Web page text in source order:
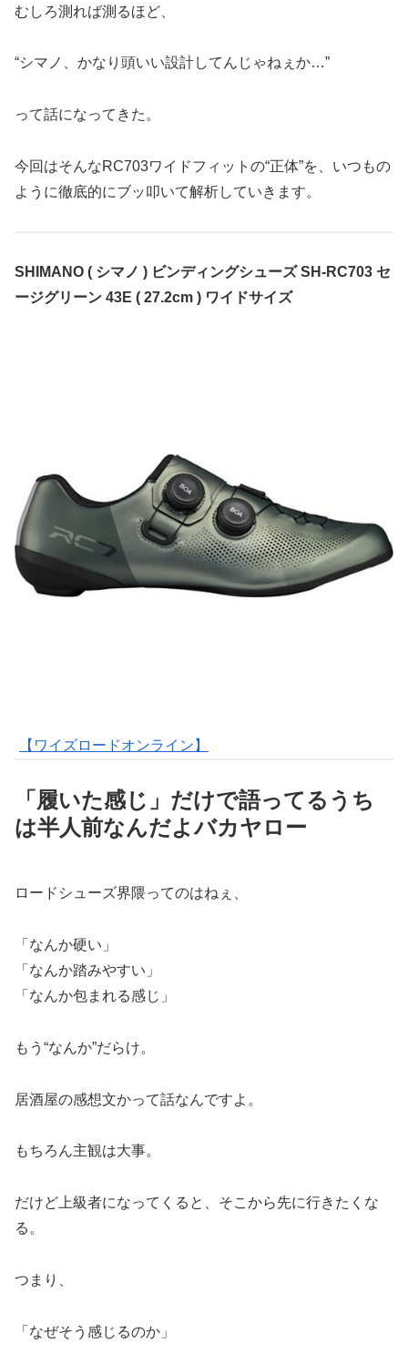
むしろ測れば測るほど、
“シマノ、かなり頭いい設計してんじゃねぇか…”
って話になってきた。
今回はそんなRC703ワイドフィットの“正体”を、いつもの
ように徹底的にブッ叩いて解析していきます。
SHIMANO ( シマノ ) ビンディングシューズ SH-RC703 セ
ージグリーン 43E ( 27.2cm ) ワイドサイズ
【ワイズロードオンライン】
「履いた感じ」だけで語ってるうち
は半人前なんだよバカヤロー
ロードシューズ界隈ってのはねぇ、
「なんか硬い」
「なんか踏みやすい」
「なんか包まれる感じ」
もう“なんか”だらけ。
居酒屋の感想文かって話なんですよ。
もちろん主観は大事。
だけど上級者になってくると、そこから先に行きたくな
る。
つまり、
「なぜそう感じるのか」